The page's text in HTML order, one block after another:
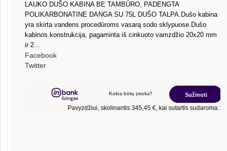
LAUKO DUŠO KABINA BE TAMBŪRO, PADENGTA
POLIKARBONATINE DANGA SU 75L DUŠO TALPA.Dušo kabina
yra skirta vandens procedūroms vasarą sodo sklypuose.Dušo
kabinos konstrukcija, pagaminta iš cinkuoto vamzdžio 20x20 mm
ir 2...
Facebook
Twitter